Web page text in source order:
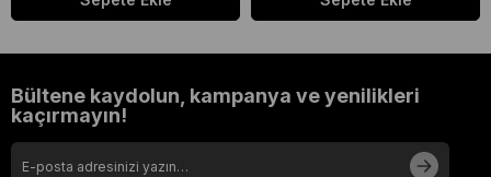
Bültene kaydolun, kampanya ve yenilikleri
kaçırmayın!